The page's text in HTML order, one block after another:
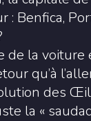
: Benfica,
de la
qu’à
des
la «